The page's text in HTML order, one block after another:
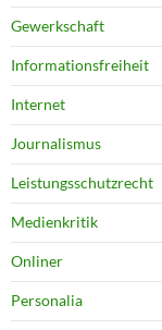
Gewerkschaft
Informationsfreiheit
Internet
Journalismus
Leistungsschutzrecht
Medienkritik
Onliner
Personalia